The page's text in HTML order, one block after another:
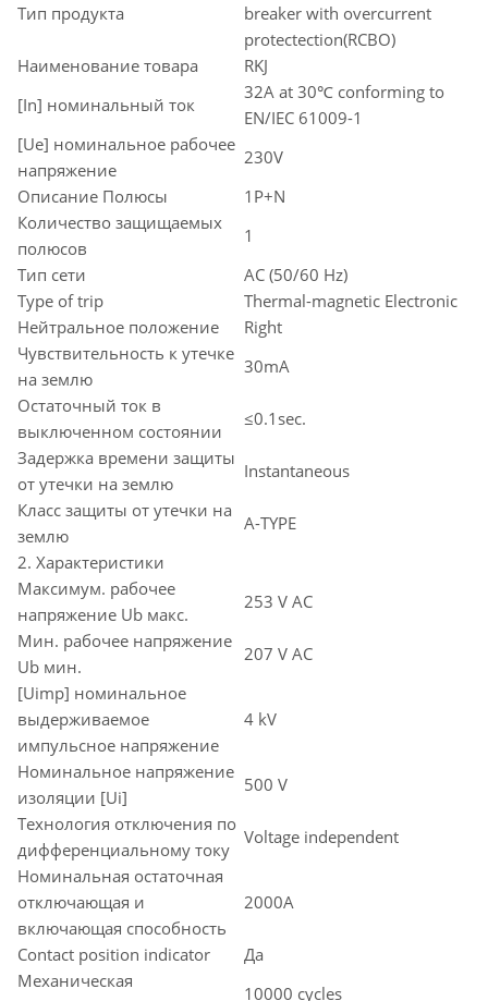
Тип продукта
breaker with overcurrent
protectection(RCBO)
Наименование товара
RKJ
[In] номинальный ток
32A at 30℃ conforming to
EN/IEC 61009-1
[Ue] номинальное рабочее
напряжение
230V
Описание Полюсы
1P+N
Количество защищаемых
полюсов
1
Тип сети
AC (50/60 Hz)
Type of trip
Thermal-magnetic Electronic
Нейтральное положение
Right
Чувствительность к утечке
на землю
30mA
Остаточный ток в
выключенном состоянии
≤0.1sec.
Задержка времени защиты
от утечки на землю
Instantaneous
Класс защиты от утечки на
землю
A-TYPE
2. Характеристики
Максимум. рабочее
напряжение Ub макс.
253 V AC
Мин. рабочее напряжение
Ub мин.
207 V AC
[Uimp] номинальное
выдерживаемое
импульсное напряжение
4 kV
Номинальное напряжение
изоляции [Ui]
500 V
Технология отключения по
дифференциальному току
Voltage independent
Номинальная остаточная
отключающая и
включающая способность
2000A
Contact position indicator
Да
Механическая
10000 cycles